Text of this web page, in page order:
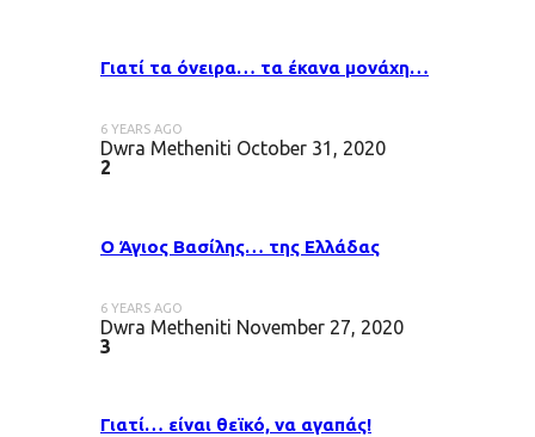
Γιατί τα όνειρα… τα έκανα μονάχη…
6 YEARS AGO
Dwra Metheniti October 31, 2020
2
Ο Άγιος Βασίλης… της Ελλάδας
6 YEARS AGO
Dwra Metheniti November 27, 2020
3
Γιατί… είναι θεϊκό, να αγαπάς!